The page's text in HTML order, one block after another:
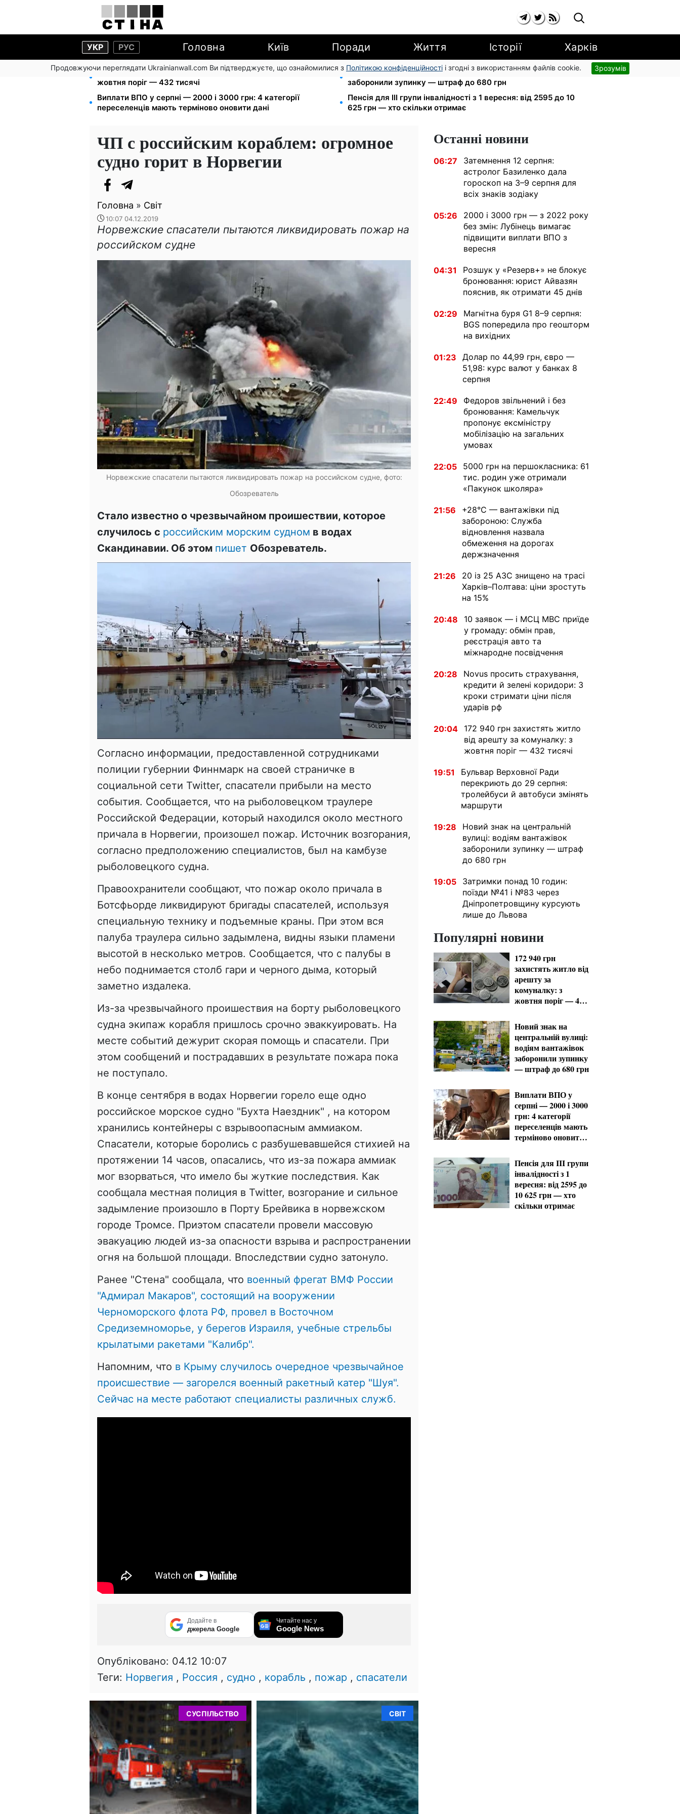
УКР РУС Головна Київ Поради Життя Історії Харків
Продовжуючи переглядати Ukrainianwall.com Ви підтверджуєте, що ознайомилися з Політикою конфіденційності і згодні з використанням файлів cookie. Зрозумів
172 940 грн захистять житло від арешту за комуналку: з
жовтня поріг — 432 тисячі
Новий знак на центральній вулиці: водіям вантажівок
заборонили зупинку — штраф до 680 грн
Виплати ВПО у серпні — 2000 і 3000 грн: 4 категорії
переселенців мають терміново оновити дані
Пенсія для III групи інвалідності з 1 вересня: від 2595 до 10
625 грн — хто скільки отримає
ЧП с российским кораблем: огромное
судно горит в Норвегии
Головна » Світ
10:07 04.12.2019
Норвежские спасатели пытаются ликвидировать пожар на
российском судне
Норвежские спасатели пытаются ликвидировать пожар на российском судне, фото:
Обозреватель
Стало известно о чрезвычайном проишествии, которое
случилось с российским морским судном в водах
Скандинавии. Об этом пишет Обозреватель.
Согласно информации, предоставленной сотрудниками
полиции губернии Финнмарк на своей страничке в
социальной сети Twitter, спасатели прибыли на место
события. Сообщается, что на рыболовецком траулере
Российской Федерации, который находился около местного
причала в Норвегии, произошел пожар. Источник возгорания,
согласно предположению специалистов, был на камбузе
рыболовецкого судна.
Правоохранители сообщают, что пожар около причала в
Ботсфьорде ликвидируют бригады спасателей, используя
специальную технику и подъемные краны. При этом вся
палуба траулера сильно задымлена, видны языки пламени
высотой в несколько метров. Сообщается, что с палубы в
небо поднимается столб гари и черного дыма, который
заметно издалека.
Из-за чрезвычайного проишествия на борту рыболовецкого
судна экипаж корабля пришлось срочно эваккуировать. На
месте событий дежурит скорая помощь и спасатели. При
этом сообщений и пострадавших в результате пожара пока
не поступало.
В конце сентября в водах Норвегии горело еще одно
российское морское судно "Бухта Наездник" , на котором
хранились контейнеры с взрывоопасным аммиаком.
Спасатели, которые боролись с разбушевавшейся стихией на
протяжении 14 часов, опасались, что из-за пожара аммиак
мог взорваться, что имело бы жуткие последствия. Как
сообщала местная полиция в Twitter, возгорание и сильное
задымление произошло в Порту Брейвика в норвежском
городе Тромсе. Приэтом спасатели провели массовую
эвакуацию людей из-за опасности взрыва и распространении
огня на большой площади. Впоследствии судно затонуло.
Ранее "Стена" сообщала, что военный фрегат ВМФ России
"Адмирал Макаров", состоящий на вооружении
Черноморского флота РФ, провел в Восточном
Средиземноморье, у берегов Израиля, учебные стрельбы
крылатыми ракетами "Калибр".
Напомним, что в Крыму случилось очередное чрезвычайное
происшествие — загорелся военный ракетный катер "Шуя".
Сейчас на месте работают специалисты различных служб.
Додайте в
джерела Google
Читайте нас у
Google News
Опубліковано: 04.12 10:07
Теги: Норвегия , Россия , судно , корабль , пожар , спасатели
СУСПІЛЬСТВО СВІТ
Останні новини
06:27
Затемнення 12 серпня:
астролог Базиленко дала
гороскоп на 3–9 серпня для
всіх знаків зодіаку
05:26
2000 і 3000 грн — з 2022 року
без змін: Лубінець вимагає
підвищити виплати ВПО з
вересня
04:31
Розшук у «Резерв+» не блокує
бронювання: юрист Айвазян
пояснив, як отримати 45 днів
02:29
Магнітна буря G1 8–9 серпня:
BGS попередила про геошторм
на вихідних
01:23
Долар по 44,99 грн, євро —
51,98: курс валют у банках 8
серпня
22:49
Федоров звільнений і без
бронювання: Камельчук
пропонує ексміністру
мобілізацію на загальних
умовах
22:05
5000 грн на першокласника: 61
тис. родин уже отримали
«Пакунок школяра»
21:56
+28°C — вантажівки під
забороною: Служба
відновлення назвала
обмеження на дорогах
держзначення
21:26
20 із 25 АЗС знищено на трасі
Харків–Полтава: ціни зростуть
на 15%
20:48
10 заявок — і МСЦ МВС приїде
у громаду: обмін прав,
реєстрація авто та
міжнародне посвідчення
20:28
Novus просить страхування,
кредити й зелені коридори: 3
кроки стримати ціни після
ударів рф
20:04
172 940 грн захистять житло
від арешту за комуналку: з
жовтня поріг — 432 тисячі
19:51
Бульвар Верховної Ради
перекриють до 29 серпня:
тролейбуси й автобуси змінять
маршрути
19:28
Новий знак на центральній
вулиці: водіям вантажівок
заборонили зупинку — штраф
до 680 грн
19:05
Затримки понад 10 годин:
поїзди №41 і №83 через
Дніпропетровщину курсують
лише до Львова
Популярні новини
172 940 грн
захистять житло від
арешту за
комуналку: з
жовтня поріг — 432
Новий знак на
центральній вулиці:
водіям вантажівок
заборонили зупинку
— штраф до 680 грн
Виплати ВПО у
серпні — 2000 і 3000
грн: 4 категорії
переселенців мають
терміново оновити
Пенсія для III групи
інвалідності з 1
вересня: від 2595 до
10 625 грн — хто
скільки отримає